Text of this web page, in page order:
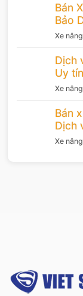
Bán
Bảo
Xe
Dịch
Uy
Xe
Bán
Dịch
Xe